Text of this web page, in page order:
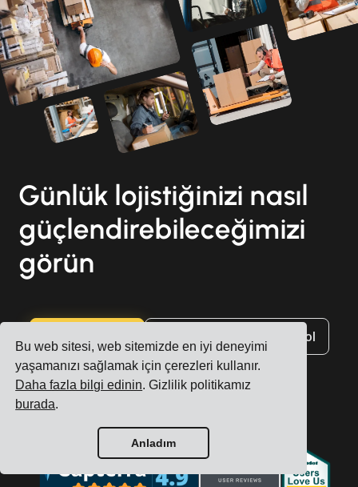
Bu web sitesi, web sitemizde en iyi deneyimi
yaşamanızı sağlamak için çerezleri kullanır.
Daha fazla bilgi edinin. Gizlilik politikamız
burada.
Anladım
Günlük lojistiğinizi nasıl
güçlendirebileceğimizi
görün
Ücretsiz demo için kaydol